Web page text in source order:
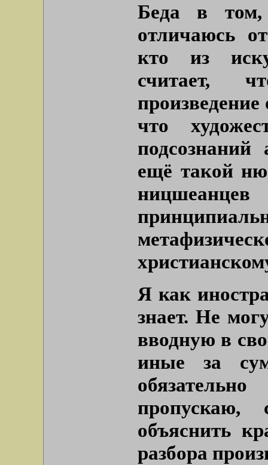
Беда в
отличаюсь
кто из
считает,
что
ещё такой
Я как
знает. Не
вводную в
иные за
пропускаю,
объяснить
разбора